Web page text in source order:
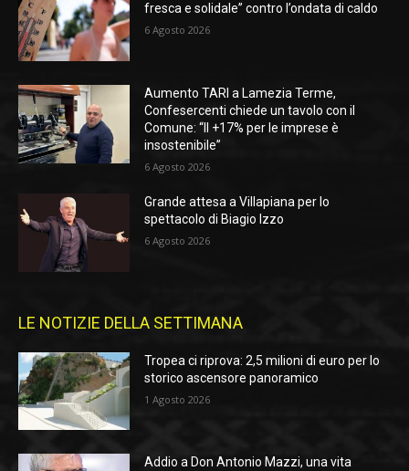
fresca e solidale” contro l’ondata di caldo
6 Agosto 2026
Aumento TARI a Lamezia Terme,
Confesercenti chiede un tavolo con il
Comune: “Il +17% per le imprese è
insostenibile”
6 Agosto 2026
Grande attesa a Villapiana per lo
spettacolo di Biagio Izzo
6 Agosto 2026
LE NOTIZIE DELLA SETTIMANA
Tropea ci riprova: 2,5 milioni di euro per lo
storico ascensore panoramico
1 Agosto 2026
Addio a Don Antonio Mazzi, una vita